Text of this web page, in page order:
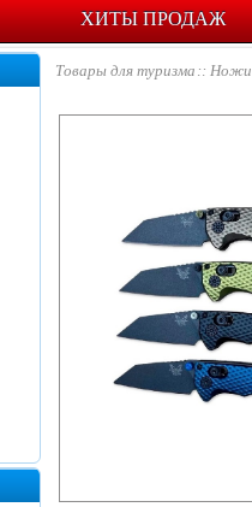
ХИТЫ ПРОДАЖ
Товары для туризма Ножи